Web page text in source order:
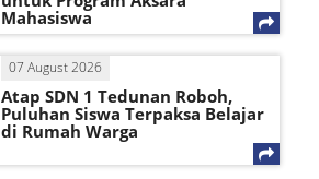
Mahasiswa
07 August 2026
Atap SDN 1 Tedunan Roboh,
Puluhan Siswa Terpaksa Belajar
di Rumah Warga